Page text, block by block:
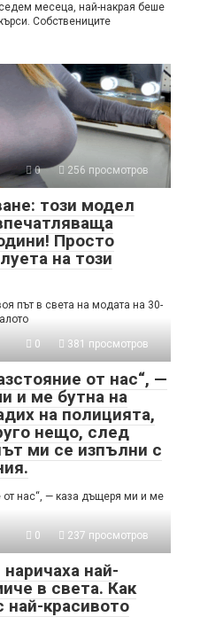
месеца, най-накрая беше
Собствениците
0 256 просмотров
този модел
Просто
на този
път в света на модата на 30-
0 381 просмотров
от нас“, —
и ме бутна на
на полицията,
нещо, след
ми се изпълни с
от нас“, — каза дъщеря ми и ме
0 237 просмотров
най-
в света. Как
красивото